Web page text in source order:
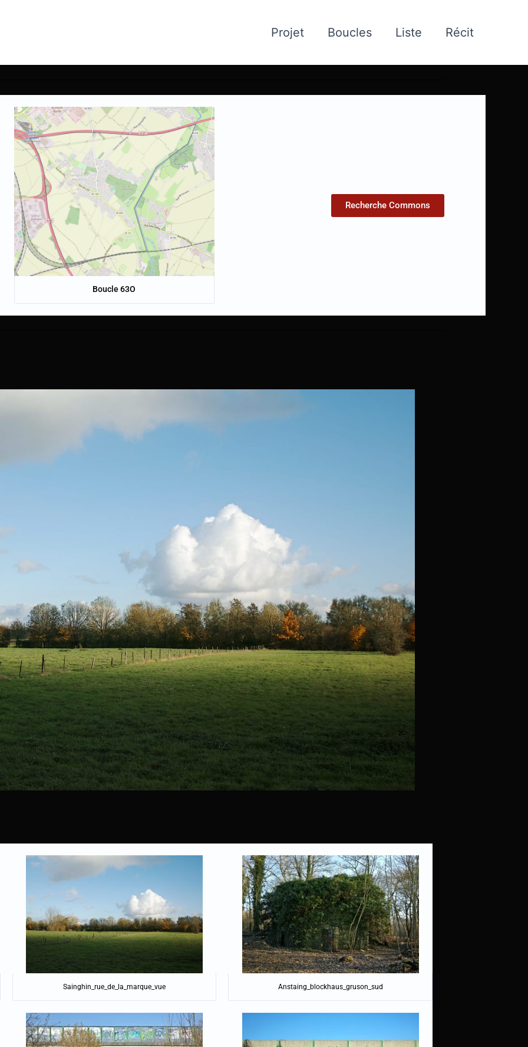
Projet Boucles Liste Récit
Boucle 63O
Recherche Commons
Sainghin_rue_de_la_marque_vue Anstaing_blockhaus_gruson_sud